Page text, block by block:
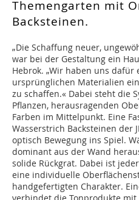
Themengarten mit
Backsteinen.
„Die Schaffung neuer,
war bei der Gestaltung ein
Hebrok. „Wir haben uns dafür
ursprünglichen Materialien
zu schaffen.« Dabei steht die
Pflanzen, herausragenden
Farben im Mittelpunkt. Eine
Wasserstrich Backsteinen der
optisch Bewegung ins Spiel.
dominant aus der Wand
solide Rückgrat. Dabei ist
eine individuelle
handgefertigten Charakter.